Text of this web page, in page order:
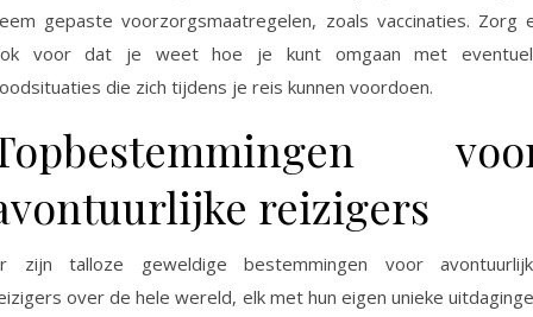
gepaste voorzorgsmaatregelen, zoals vaccinaties. Zorg
voor dat je weet hoe je kunt omgaan met
die zich tijdens je reis kunnen voordoen.
reizigers
zijn talloze geweldige bestemmingen voor
over de hele wereld, elk met hun eigen unieke